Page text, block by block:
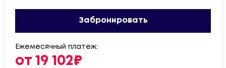
Забронировать
Ежемесячный платеж:
от 19 102₽